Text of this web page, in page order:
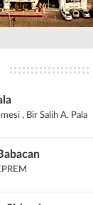
, Bir Salih A. Pala